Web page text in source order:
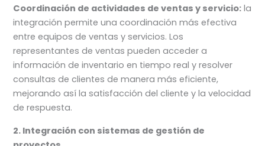
Coordinación de actividades de ventas y servicio: la
integración permite una coordinación más efectiva
entre equipos de ventas y servicios. Los
representantes de ventas pueden acceder a
información de inventario en tiempo real y resolver
consultas de clientes de manera más eficiente,
mejorando así la satisfacción del cliente y la velocidad
de respuesta.
2. Integración con sistemas de gestión de